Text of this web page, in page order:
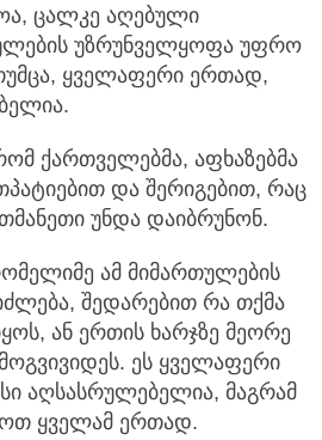
ცალკე აღებული
უზრუნველყოფა უფრო
ყველაფერი ერთად,
ქართველებმა, აფხაზებმა
და შერიგებით, რაც
უნდა დაიბრუნონ.
ამ მიმართულების
შედარებით რა თქმა
ან ერთის ხარჯზე მეორე
ეს ყველაფერი
აღსასრულებელია, მაგრამ
ყველამ ერთად.